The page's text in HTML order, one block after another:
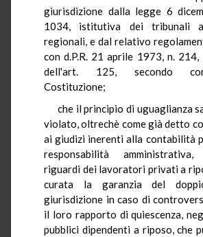
giurisdizione dalla legge 6
1034, istitutiva dei tribunali
regionali, e dal relativo
con d.P.R. 21 aprile 1973, n.
dell'art. 125, secondo
Costituzione;
che il principio di uguaglianza
violato, oltrechè come già detto
ai giudizi inerenti alla contabilità
responsabilità
riguardi dei lavoratori privati a
curata la garanzia del
giurisdizione in caso di
il loro rapporto di quiescenza,
pubblici dipendenti a riposo, che